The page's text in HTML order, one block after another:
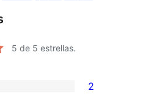
5 de 5 estrellas.
2